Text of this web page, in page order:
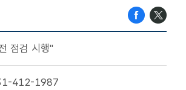
점검 시행"
412-1987